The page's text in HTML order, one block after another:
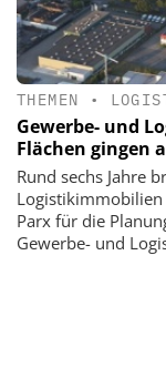
THEMEN •
Gewerbe- und
Flächen gingen
Rund sechs Jahre
Parx für die
Gewerbe- und